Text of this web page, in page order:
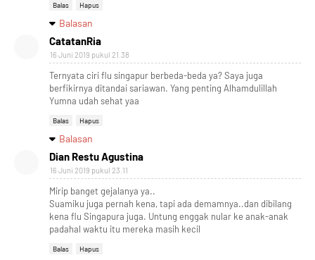
Balas Hapus
Balasan
CatatanRia
16 Juni 2019 pukul 21.38
Ternyata ciri flu singapur berbeda-beda ya? Saya juga
berfikirnya ditandai sariawan. Yang penting Alhamdulillah
Yumna udah sehat yaa
Balas Hapus
Balasan
Dian Restu Agustina
16 Juni 2019 pukul 23.11
Mirip banget gejalanya ya..
Suamiku juga pernah kena, tapi ada demamnya..dan dibilang
kena flu Singapura juga. Untung enggak nular ke anak-anak
padahal waktu itu mereka masih kecil
Balas Hapus